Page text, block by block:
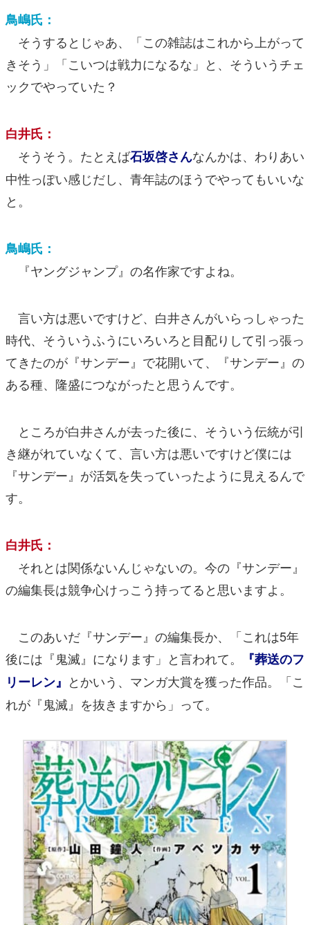
鳥嶋氏：
そうするとじゃあ、「この雑誌はこれから上がって
きそう」「こいつは戦力になるな」と、そういうチェ
ックでやっていた？
白井氏：
そうそう。たとえば石坂啓さんなんかは、わりあい
中性っぽい感じだし、青年誌のほうでやってもいいな
と。
鳥嶋氏：
『ヤングジャンプ』の名作家ですよね。
言い方は悪いですけど、白井さんがいらっしゃった
時代、そういうふうにいろいろと目配りして引っ張っ
てきたのが『サンデー』で花開いて、『サンデー』の
ある種、隆盛につながったと思うんです。
ところが白井さんが去った後に、そういう伝統が引
き継がれていなくて、言い方は悪いですけど僕には
『サンデー』が活気を失っていったように見えるんで
す。
白井氏：
それとは関係ないんじゃないの。今の『サンデー』
の編集長は競争心けっこう持ってると思いますよ。
このあいだ『サンデー』の編集長か、「これは5年
後には『鬼滅』になります」と言われて。
『葬送のフ
リーレン』 とかいう、マンガ大賞を獲った作品。「こ
れが『鬼滅』を抜きますから」って。